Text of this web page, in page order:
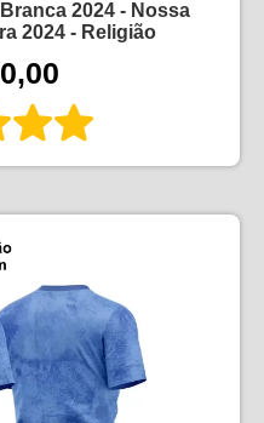
2024 - Nossa
2024 - Religião